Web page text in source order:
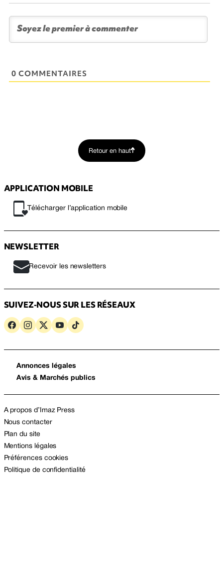
0 COMMENTAIRES
Retour en haut
APPLICATION MOBILE
Télécharger l’application mobile
NEWSLETTER
Recevoir les newsletters
SUIVEZ-NOUS SUR LES RÉSEAUX
Annonces légales
Avis & Marchés publics
A propos d’Imaz Press
Nous contacter
Plan du site
Mentions légales
Préférences cookies
Politique de confidentialité